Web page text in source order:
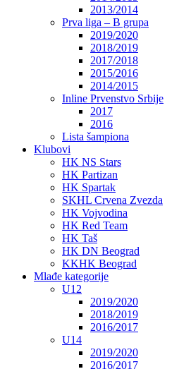
2013/2014
Prva liga – B grupa
2019/2020
2018/2019
2017/2018
2015/2016
2014/2015
Inline Prvenstvo Srbije
2017
2016
Lista šampiona
Klubovi
HK NS Stars
HK Partizan
HK Spartak
SKHL Crvena Zvezda
HK Vojvodina
HK Red Team
HK Taš
HK DN Beograd
KKHK Beograd
Mlađe kategorije
U12
2019/2020
2018/2019
2016/2017
U14
2019/2020
2016/2017